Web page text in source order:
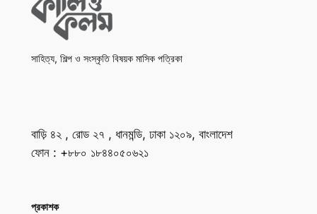
সাহিত্য, শিল্প ও সংস্কৃতি বিষয়ক মাসিক পত্রিকা
বাড়ি ৪২ , রোড ২৭ , ধানমন্ডি, ঢাকা ১২০৯, বাংলাদেশ
ফোন : +৮৮০ ১৮৪৪০৫০৬২১
প্রকাশক